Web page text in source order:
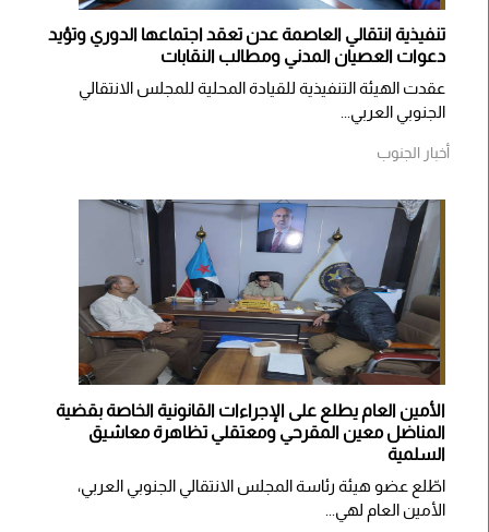
تنفيذية انتقالي العاصمة عدن تعقد اجتماعها الدوري وتؤيد
دعوات العصيان المدني ومطالب النقابات
​عقدت الهيئة التنفيذية للقيادة المحلية للمجلس الانتقالي
الجنوبي العربي...
أخبار الجنوب
الأمين العام يطلع على الإجراءات القانونية الخاصة بقضية
المناضل معين المقرحي ومعتقلي تظاهرة معاشيق
السلمية
اطّلع عضو هيئة رئاسة المجلس الانتقالي الجنوبي العربي،
الأمين العام لهي...